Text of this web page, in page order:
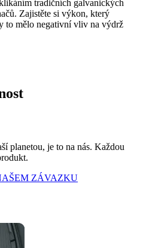
tradičních galvanických
Zajistěte si výkon, který
to mělo negativní vliv na výdrž
planetou, je to na nás. Každou
ZÁVAZKU